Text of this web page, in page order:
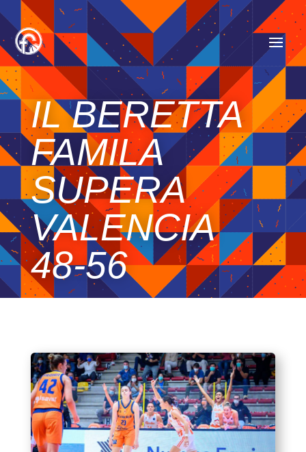
IL BERETTA
FAMILA
SUPERA
VALENCIA
48-56